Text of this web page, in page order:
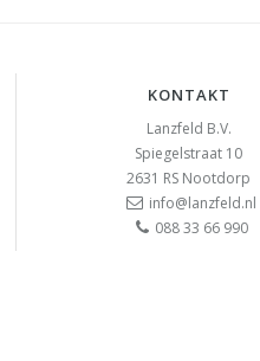
KONTAKT
Lanzfeld B.V.
Spiegelstraat 10
2631 RS Nootdorp
info@lanzfeld.nl
088 33 66 990